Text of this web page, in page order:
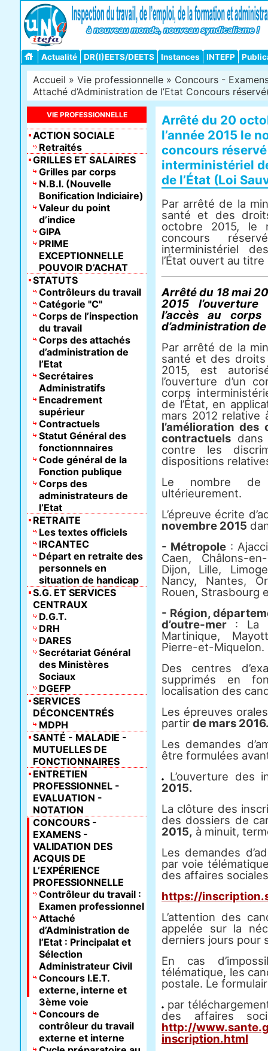
Actualité DR(I)EETS/DEETS Instances INTEFP
Accueil » Vie professionnelle » Concours -
Attaché d’Administration de l’Etat Concours
Arrêté du 20
l’année 2015 le
concours
interministériel
de l’État (Loi
Par arrêté de la
santé et des
octobre 2015, le
concours
interministériel
l’État ouvert au
Arrêté du 18 mai
2015
l’accès au
d’administration
Par arrêté de la
santé et des
2015, est
l’ouverture d’un
corps
de l’État, en
mars 2012 relative
l’amélioration des
contractuels
contre les
dispositions
Le nombre
ultérieurement.
L’épreuve écrite
novembre 2015
- Métropole :
Caen, Châlons-
Dijon, Lille,
Nancy, Nantes,
Rouen, Strasbourg
- Région,
d’outre-mer : La
Martinique,
Pierre-et-Miquelon.
Des centres
supprimés en
localisation des
Les épreuves
partir de mars
Les demandes
être formulées
L’ouverture des
2015.
La clôture des
des dossiers de
2015, à minuit,
Les demandes
par voie
des affaires
https://
L’attention des
appelée sur la
derniers jours pour
En cas
télématique, les
postale. Le
par
des affaires
http://
inscription.html
VIE PROFESSIONNELLE
ACTION SOCIALE
Retraités
GRILLES ET SALAIRES
Grilles par corps
N.B.I. (Nouvelle
Bonification Indiciaire)
Valeur du point
d’indice
GIPA
PRIME
EXCEPTIONNELLE
POUVOIR D’ACHAT
STATUTS
Contrôleurs du travail
Catégorie "C"
Corps de l’inspection
du travail
Corps des attachés
d’administration de
l’Etat
Secrétaires
Administratifs
Encadrement
supérieur
Contractuels
Statut Général des
fonctionnnaires
Code général de la
Fonction publique
Corps des
administrateurs de
l’Etat
RETRAITE
Les textes officiels
IRCANTEC
Départ en retraite des
personnels en
situation de handicap
S.G. ET SERVICES
CENTRAUX
D.G.T.
DRH
DARES
Secrétariat Général
des Ministères
Sociaux
DGEFP
SERVICES
DÉCONCENTRÉS
MDPH
SANTÉ - MALADIE -
MUTUELLES DE
FONCTIONNAIRES
ENTRETIEN
PROFESSIONNEL -
EVALUATION -
NOTATION
CONCOURS -
EXAMENS -
VALIDATION DES
ACQUIS DE
L’EXPÉRIENCE
PROFESSIONNELLE
Contrôleur du travail :
Examen professionnel
Attaché
d’Administration de
l’Etat : Principalat et
Sélection
Administrateur Civil
Concours I.E.T.
externe, interne et
3ème voie
Concours de
contrôleur du travail
externe et interne